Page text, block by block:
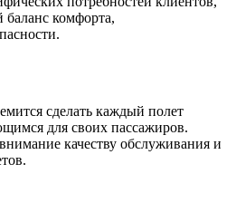
баланс комфорта,
сделать каждый полет
для своих пассажиров.
качеству обслуживания и